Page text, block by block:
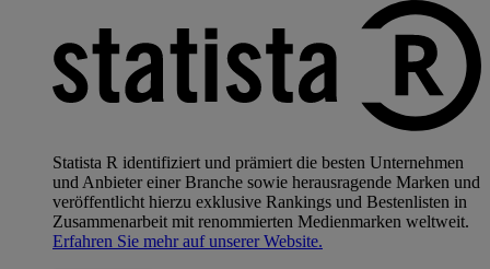
Statista R identifiziert und prämiert die besten Unternehmen
und Anbieter einer Branche sowie herausragende Marken und
veröffentlicht hierzu exklusive Rankings und Bestenlisten in
Zusammenarbeit mit renommierten Medienmarken weltweit.
Erfahren Sie mehr auf unserer Website.